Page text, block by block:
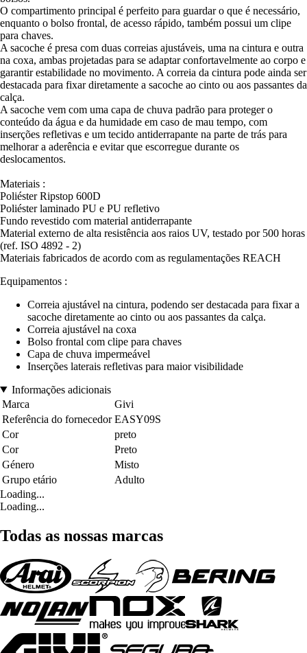
O compartimento principal é perfeito para guardar o que é necessário,
enquanto o bolso frontal, de acesso rápido, também possui um clipe
para chaves.
A sacoche é presa com duas correias ajustáveis, uma na cintura e outra
na coxa, ambas projetadas para se adaptar confortavelmente ao corpo e
garantir estabilidade no movimento. A correia da cintura pode ainda ser
destacada para fixar diretamente a sacoche ao cinto ou aos passantes da
calça.
A sacoche vem com uma capa de chuva padrão para proteger o
conteúdo da água e da humidade em caso de mau tempo, com
inserções refletivas e um tecido antiderrapante na parte de trás para
melhorar a aderência e evitar que escorregue durante os
deslocamentos.
Materiais :
Poliéster Ripstop 600D
Poliéster laminado PU e PU refletivo
Fundo revestido com material antiderrapante
Material externo de alta resistência aos raios UV, testado por 500 horas
(ref. ISO 4892 - 2)
Materiais fabricados de acordo com as regulamentações REACH
Equipamentos :
Correia ajustável na cintura, podendo ser destacada para fixar a
sacoche diretamente ao cinto ou aos passantes da calça.
Correia ajustável na coxa
Bolso frontal com clipe para chaves
Capa de chuva impermeável
Inserções laterais refletivas para maior visibilidade
Informações adicionais
Marca
Givi
Referência do fornecedor EASY09S
Cor
preto
Cor
Preto
Género
Misto
Grupo etário
Adulto
Loading...
Loading...
Todas as nossas marcas